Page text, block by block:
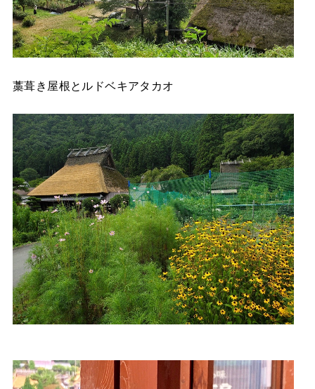
藁葺き屋根とルドベキアタカオ